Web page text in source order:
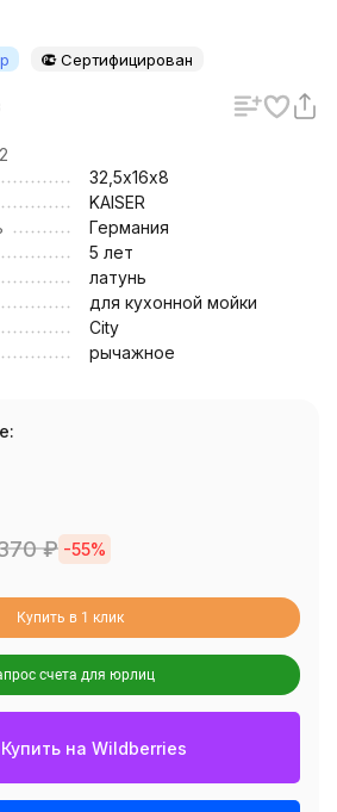
Сертифицирован
32,5х16х8
KAISER
Германия
5 лет
латунь
для кухонной мойки
City
рычажное
₽ -55%
Купить в 1 клик
счета для юрлиц
Купить на Wildberries